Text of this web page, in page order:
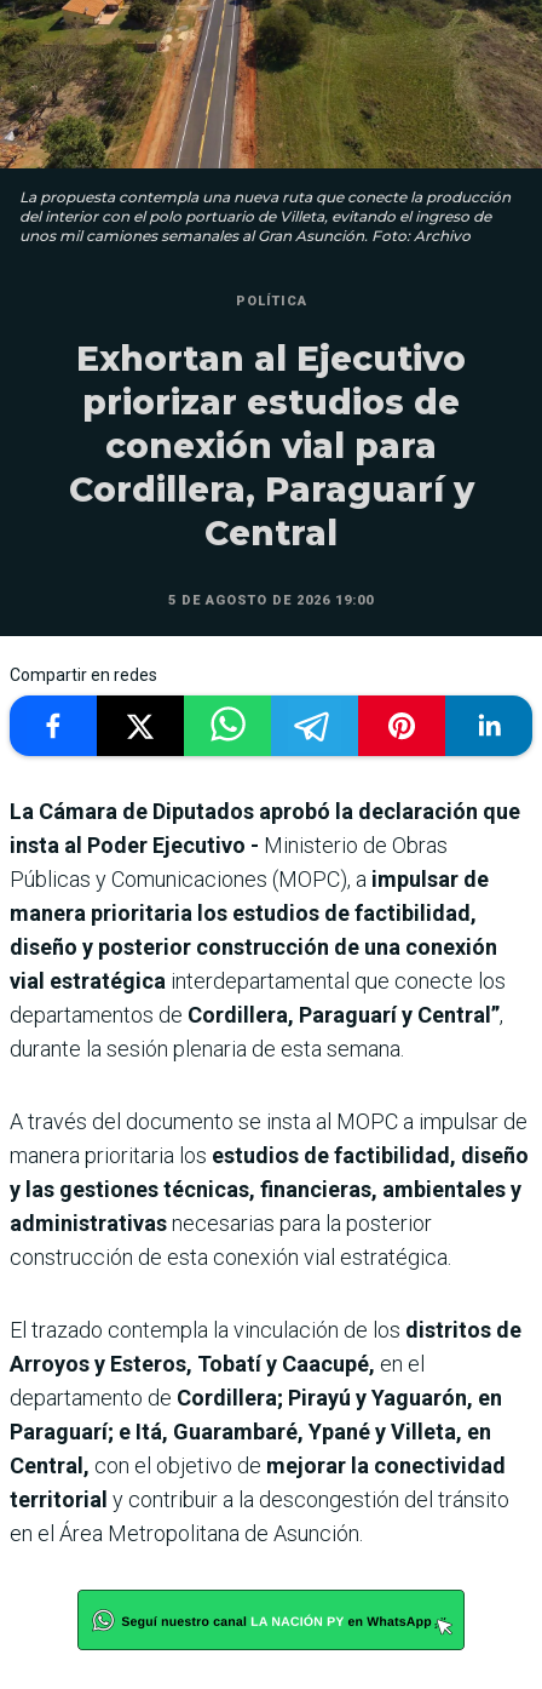
La propuesta contempla una nueva ruta que conecte la producción
del interior con el polo portuario de Villeta, evitando el ingreso de
unos mil camiones semanales al Gran Asunción. Foto: Archivo
POLÍTICA
Exhortan al Ejecutivo
priorizar estudios de
conexión vial para
Cordillera, Paraguarí y
Central
5 DE AGOSTO DE 2026 19:00
Compartir en redes
La Cámara de Diputados aprobó la declaración que
insta al Poder Ejecutivo - Ministerio de Obras
Públicas y Comunicaciones (MOPC), a impulsar de
manera prioritaria los estudios de factibilidad,
diseño y posterior construcción de una conexión
vial estratégica interdepartamental que conecte los
departamentos de Cordillera, Paraguarí y Central”,
durante la sesión plenaria de esta semana.
A través del documento se insta al MOPC a impulsar de
manera prioritaria los estudios de factibilidad, diseño
y las gestiones técnicas, financieras, ambientales y
administrativasnecesarias para la posterior
construcción de esta conexión vial estratégica.
El trazado contempla la vinculación de los distritos de
Arroyos y Esteros, Tobatí y Caacupé, en el
departamento de Cordillera; Pirayú y Yaguarón, en
Paraguarí; e Itá, Guarambaré, Ypané y Villeta, en
Central, con el objetivo de mejorar la conectividad
territorial y contribuir a la descongestión del tránsito
en el Área Metropolitana de Asunción.